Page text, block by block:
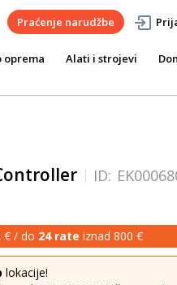
Praćenje narudžbe
oprema Alati i strojevi
ID:
€ / do 24 rate iznad 800 €
lokacije!